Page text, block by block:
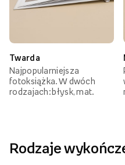
Twarda
Najpopularniejsza
fotoksiążka. W dwóch
rodzajach: błysk, mat.
Rodzaje